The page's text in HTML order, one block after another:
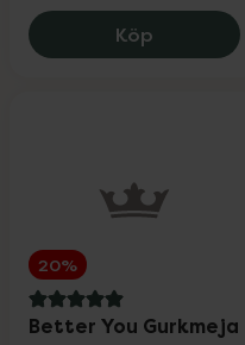
Köp
20%
5 av 5 i omdöme
Better You Gurkmeja